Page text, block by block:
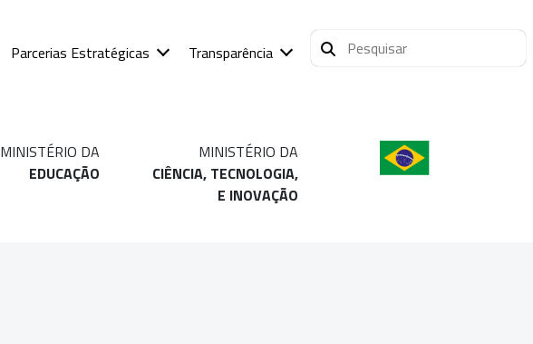
Parcerias Estratégicas Transparência
MINISTÉRIO DA
EDUCAÇÃO
MINISTÉRIO DA
CIÊNCIA, TECNOLOGIA,
E INOVAÇÃO